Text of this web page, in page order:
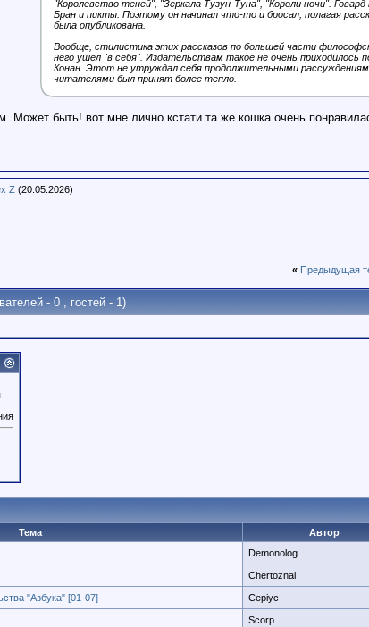
"Королевство теней", "Зеркала Тузун-Туна", "Короли ночи".
Бран и пикты. Поэтому он начинал что-то и бросал, полагая
была опубликована.
Вообще, стилистика этих рассказов по большей части
него ушел "в себя". Издательствам такое не очень
Конан. Этот не утруждал себя продолжительными
читателями был принят более тепло.
Может быть! вот мне лично кстати та же кошка очень
Z (20.05.2026)
« Предыдущая
- 0 , гостей - 1)
Тема Автор
Demonolog
Chertoznai
"Азбука" [01-07] Cepiyc
Scorp